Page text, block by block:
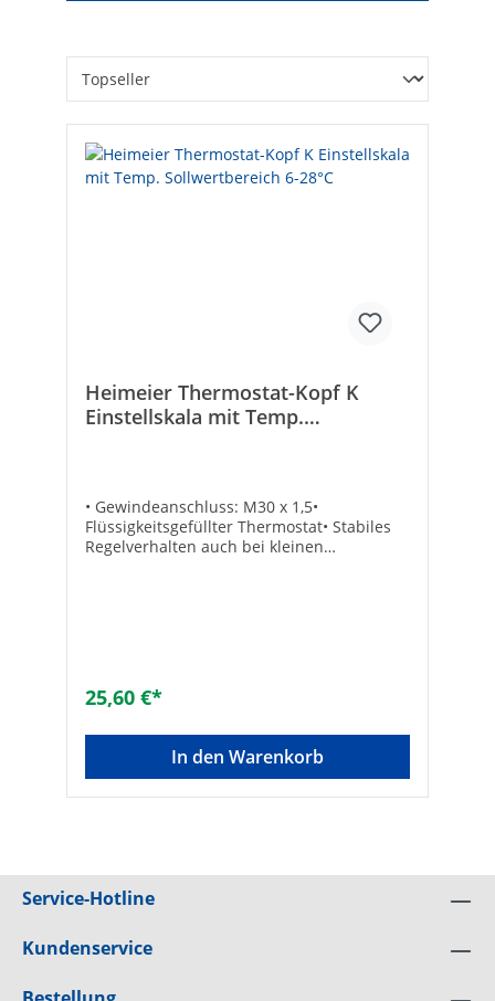
Heimeier Thermostat-Kopf K
Einstellskala mit Temp.
• Gewindeanschluss: M30 x 1,5•
Flüssigkeitsgefüllter Thermostat• Stabiles
Regelverhalten auch bei kleinen
SparclipsTechnische DatenHersteller Art-
Nr.: 6000-00.600EAN: 4024052561612
25,60 €*
In den Warenkorb
Service-Hotline
Kundenservice